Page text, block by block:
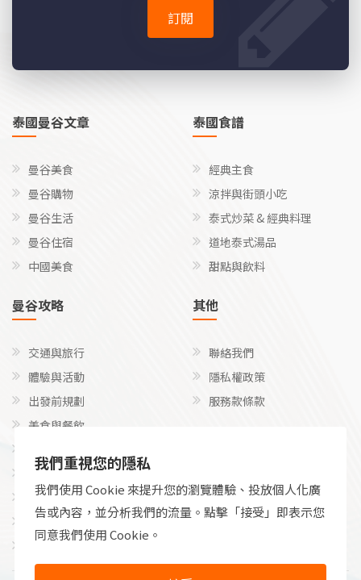
我們重視您的隱私
我們使用 Cookie 來提升您的瀏覽體驗、投放個人化廣
告或內容，並分析我們的流量。點擊「接受」即表示您
同意我們使用 Cookie。
訂閱
泰國曼谷文章
曼谷美食
曼谷購物
曼谷生活
曼谷住宿
中國美食
泰國食譜
經典主食
涼拌與街頭小吃
泰式炒菜 & 經典料理
道地泰式湯品
甜點與飲料
曼谷攻略
交通與旅行
體驗與活動
出發前規劃
美食與餐飲
探險與特定活動
實用性、健康與金錢
利基和不尋常的方法
其他
聯絡我們
隱私權政策
服務款條款
Facebook